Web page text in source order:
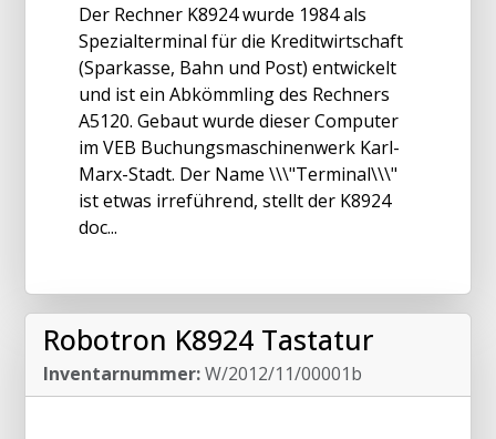
Der Rechner K8924 wurde 1984 als
Spezialterminal für die Kreditwirtschaft
(Sparkasse, Bahn und Post) entwickelt
und ist ein Abkömmling des Rechners
A5120. Gebaut wurde dieser Computer
im VEB Buchungsmaschinenwerk Karl-
Marx-Stadt. Der Name \\\"Terminal\\\"
ist etwas irreführend, stellt der K8924
doc...
Robotron K8924 Tastatur
Inventarnummer:W/2012/11/00001b